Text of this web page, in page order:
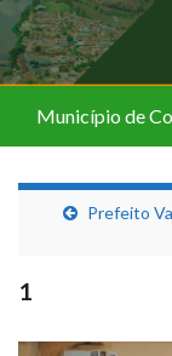
Município de
Prefeito
1